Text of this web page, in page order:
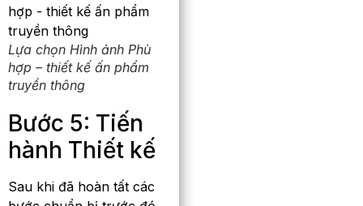
Lựa chọn Hình ảnh Phù
hợp – thiết kế ấn phẩm
truyền thông
Bước 5: Tiến
hành Thiết kế
Sau khi đã hoàn tất các